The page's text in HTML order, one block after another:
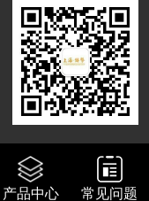
产品中心
常见问题